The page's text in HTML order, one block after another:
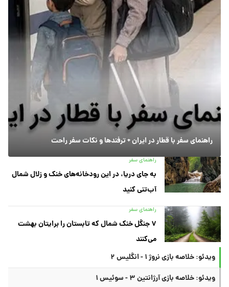
راهنمای سفر با قطار در ایران + ترفندها و نکات سفر راحت
راهنمای سفر
به جای دریا، در این رودخانه‌های خنک و زلال شمال
آب‌تنی کنید
راهنمای سفر
۷ جنگل خنک شمال که تابستان را برایتان بهشت
می‌کنند
ویدئو: خلاصه بازی نروژ ۱ - انگلیس ۲
ویدئو: خلاصه بازی آرژانتین ۳ - سوئیس ۱